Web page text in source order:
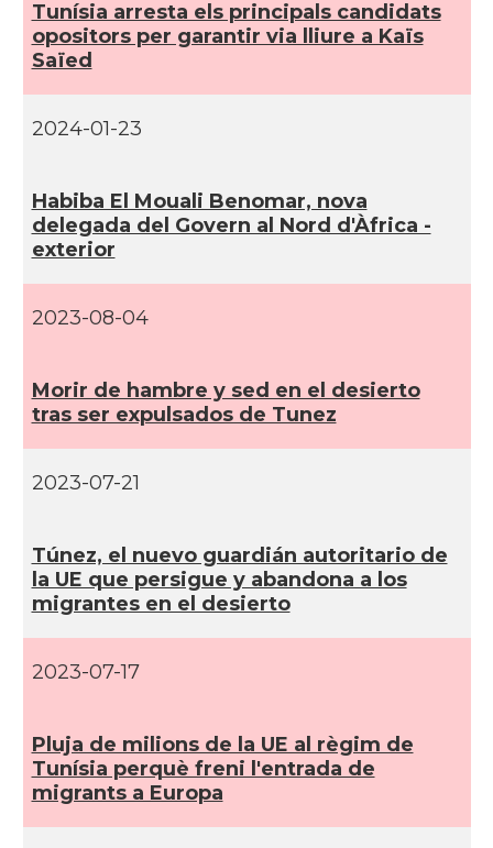
Tuní­sia arresta els principals candidats
opositors per garantir via lliure a Kaïs
Saïed
2024-01-23
Habiba El Mouali Benomar, nova
delegada del Govern al Nord d'Àfrica -
exterior
2023-08-04
Morir de hambre y sed en el desierto
tras ser expulsados de Tunez
2023-07-21
Túnez, el nuevo guardián autoritario de
la UE que persigue y abandona a los
migrantes en el desierto
2023-07-17
Pluja de milions de la UE al règim de
Tuní­sia perquè freni l'entrada de
migrants a Europa